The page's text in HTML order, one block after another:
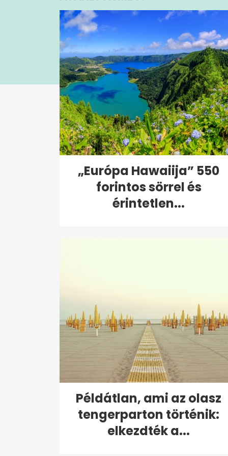
secondsVolume
0%
„Európa Hawaiija” 550
forintos sörrel és
érintetlen...
Példátlan, ami az olasz
tengerparton történik:
elkezdték a...